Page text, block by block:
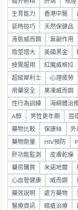
生育能力 香港中醫
延時技巧 天然保健品
液態威而鋼 無副作用
陰莖增大 美國黑金
按需服用 紅魔威格拉
超級犀利士 心理疲勞
用藥安全 果凍威而鋼
性行為訓練 海綿體治
A醇 男性更年期 屈
藥物比較 保康絲 外
藥物劑量 HIV預防
肝功能監測 皮膚乾燥
藥房購買 米諾地爾
心血管健康 威而鋼
藥效說明 處方藥物
醫療資訊 暗瘡治療